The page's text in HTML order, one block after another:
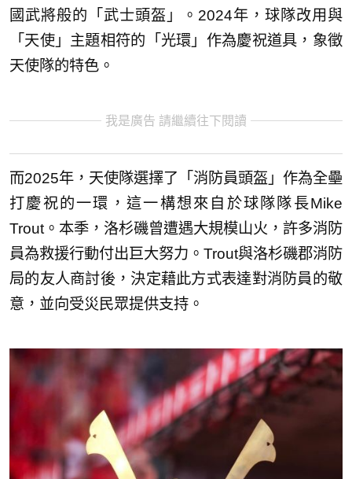
國武將般的「武士頭盔」。2024年，球隊改用與
「天使」主題相符的「光環」作為慶祝道具，象徵
天使隊的特色。
我是廣告 請繼續往下閱讀
而2025年，天使隊選擇了「消防員頭盔」作為全壘
打慶祝的一環，這一構想來自於球隊隊長Mike
Trout。本季，洛杉磯曾遭遇大規模山火，許多消防
員為救援行動付出巨大努力。Trout與洛杉磯郡消防
局的友人商討後，決定藉此方式表達對消防員的敬
意，並向受災民眾提供支持。